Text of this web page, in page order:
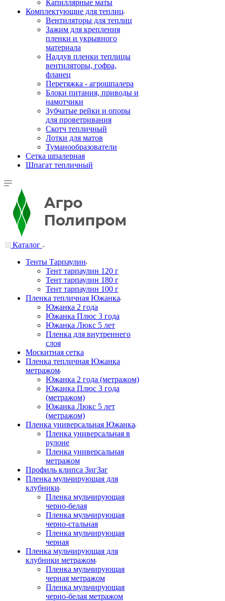
Капиллярные маты
Комплектующие для теплиц
Вентиляторы для теплиц
Зажим для крепления
пленки и укрывного
материала
Наддув пленки теплицы
вентиляторы, гофра,
фланец
Перетяжка - агрошпалера
Блоки питания, приводы и
намотчики
Зубчатые рейки и опоры
для проветривания
Скотч тепличный
Лотки для матов
Туманообразователи
Сетка шпалерная
Шпагат тепличный
Каталог
Тенты Тарпаулин
Тент тарпаулин 120 г
Тент тарпаулин 180 г
Тент тарпаулин 100 г
Пленка тепличная Южанка
Южанка 2 года
Южанка Плюс 3 года
Южанка Люкс 5 лет
Пленка для внутреннего
слоя
Москитная сетка
Пленка тепличная Южанка
метражом
Южанка 2 года (метражом)
Южанка Плюс 3 года
(метражом)
Южанка Люкс 5 лет
(метражом)
Пленка универсальная Южанка
Пленка универсальная в
рулоне
Пленка универсальная
метражом
Профиль клипса ЗигЗаг
Пленка мульчирующая для
клубники
Пленка мульчирующая
черно-белая
Пленка мульчирующая
черно-стальная
Пленка мульчирующая
черная
Пленка мульчирующая для
клубники метражом
Пленка мульчирующая
черная метражом
Пленка мульчирующая
черно-белая метражом